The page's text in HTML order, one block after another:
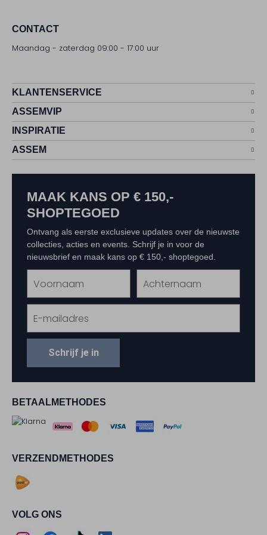
CONTACT
Maandag - zaterdag 09:00 - 17:00 uur
KLANTENSERVICE
ASSEMVIP
INSPIRATIE
ASSEM
BETAALMETHODES
VERZENDMETHODES
VOLG ONS
MAAK KANS OP € 150,-
SHOPTEGOED
Ontvang als eerste exclusieve updates over de nieuwste
collecties, acties en events. Schrijf je in voor de
nieuwsbrief en maak kans op € 150,- shoptegoed.
Schrijf je in